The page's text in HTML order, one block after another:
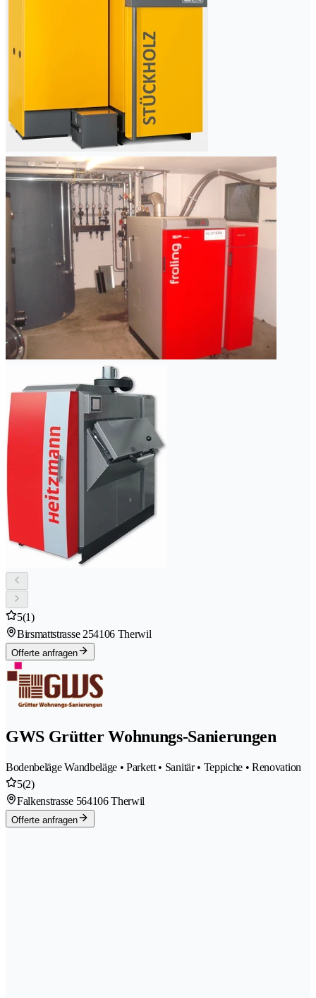
5(1)
Birsmattstrasse 254106 Therwil
Offerte anfragen
GWS Grütter Wohnungs-Sanierungen
Bodenbeläge Wandbeläge • Parkett • Sanitär • Teppiche • Renovation
5(2)
Falkenstrasse 564106 Therwil
Offerte anfragen